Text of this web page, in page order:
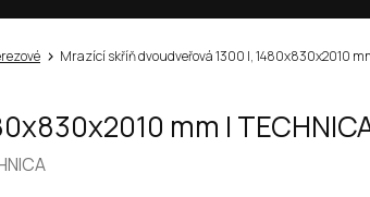
Mrazící skříň dvoudveřová 1300 l, 1480x830x2010
mm |